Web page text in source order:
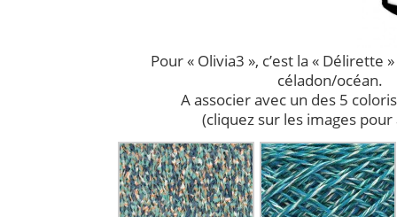
Pour « Olivia3 », c’est la « Délirette
céladon/océan.
A associer avec un des 5
(cliquez sur les images